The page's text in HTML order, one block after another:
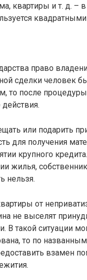
квартиры и т. д. –
право
сделки человек
то после
или подарить
для получения
крупного
жилья,
нельзя.
от
не выселят
В такой ситуации
то по
взамен